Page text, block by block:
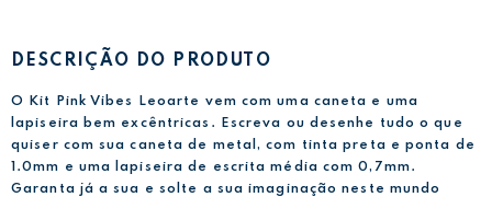
DESCRIÇÃO DO PRODUTO
O Kit Pink Vibes Leoarte vem com uma caneta e uma
lapiseira bem excêntricas. Escreva ou desenhe tudo o que
quiser com sua caneta de metal, com tinta preta e ponta de
1.0mm e uma lapiseira de escrita média com 0,7mm.
Garanta já a sua e solte a sua imaginação neste mundo